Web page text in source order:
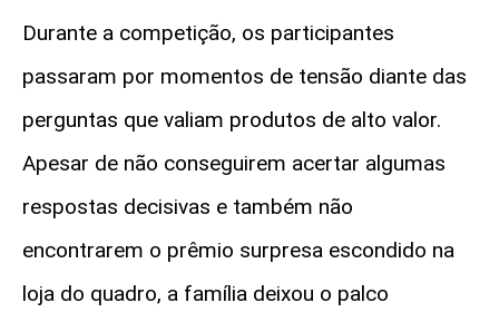
Durante a competição, os participantes
passaram por momentos de tensão diante das
perguntas que valiam produtos de alto valor.
Apesar de não conseguirem acertar algumas
respostas decisivas e também não
encontrarem o prêmio surpresa escondido na
loja do quadro, a família deixou o palco